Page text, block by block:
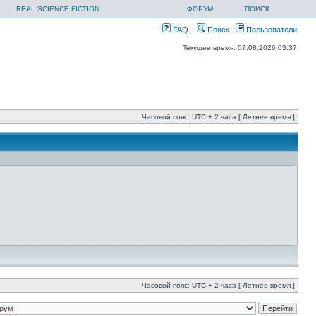
REAL SCIENCE FICTION ФОРУМ ПОИСК
FAQ Поиск Пользователи
Текущее время: 07.08.2026 03:37
Часовой пояс: UTC + 2 часа [ Летнее время ]
Часовой пояс: UTC + 2 часа [ Летнее время ]